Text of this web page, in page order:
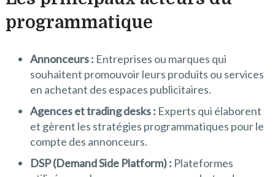
programmatique
Annonceurs : Entreprises ou marques qui
souhaitent promouvoir leurs produits ou services
en achetant des espaces publicitaires.
Agences et trading desks : Experts qui élaborent
et gèrent les stratégies programmatiques pour le
compte des annonceurs.
DSP (Demand Side Platform) : Plateformes